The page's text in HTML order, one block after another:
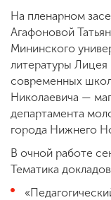
На пленарном
Агафоновой
Мининского
литературы
современных
Николаевича —
департамента
города Нижнего
В очной работе
Тематика